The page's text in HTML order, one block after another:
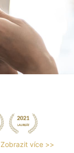
Zobrazit více >>